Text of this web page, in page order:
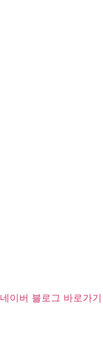
네이버 블로그 바로가기